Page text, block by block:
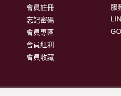
會員註冊
忘記密碼
會員專區
會員紅利
會員收藏
服